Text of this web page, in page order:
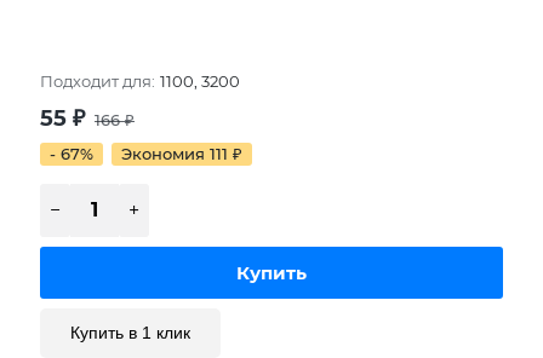
Подходит для: 1100, 3200
55 ₽ 166₽
- 67%
Экономия 111 ₽
Купить в 1 клик